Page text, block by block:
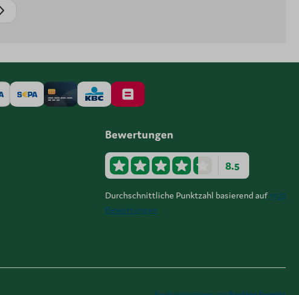
Bewertungen
8.5
Durchschnittliche Punktzahl basierend auf1925
Bewertungen